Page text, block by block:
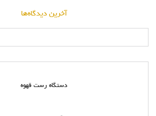
آخرین دیدگاه‌ها
دستگاه رست قهوه